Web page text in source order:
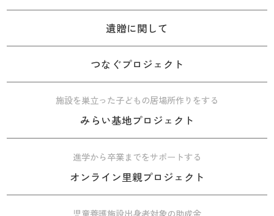
遺贈に関して
つなぐプロジェクト
施設を巣立った子どもの居場所作りをする
みらい基地プロジェクト
進学から卒業までをサポートする
オンライン里親プロジェクト
児童養護施設出身者対象の助成金